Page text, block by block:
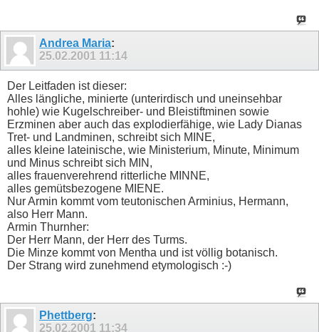
Andrea Maria:
25.02.2001 11:14
Der Leitfaden ist dieser:
Alles längliche, minierte (unterirdisch und uneinsehbar
hohle) wie Kugelschreiber- und Bleistiftminen sowie
Erzminen aber auch das explodierfähige, wie Lady Dianas
Tret- und Landminen, schreibt sich MINE,
alles kleine lateinische, wie Ministerium, Minute, Minimum
und Minus schreibt sich MIN,
alles frauenverehrend ritterliche MINNE,
alles gemütsbezogene MIENE.
Nur Armin kommt vom teutonischen Arminius, Hermann,
also Herr Mann.
Armin Thurnher:
Der Herr Mann, der Herr des Turms.
Die Minze kommt von Mentha und ist völlig botanisch.
Der Strang wird zunehmend etymologisch :-)
Phettberg:
25.02.2001 11:34